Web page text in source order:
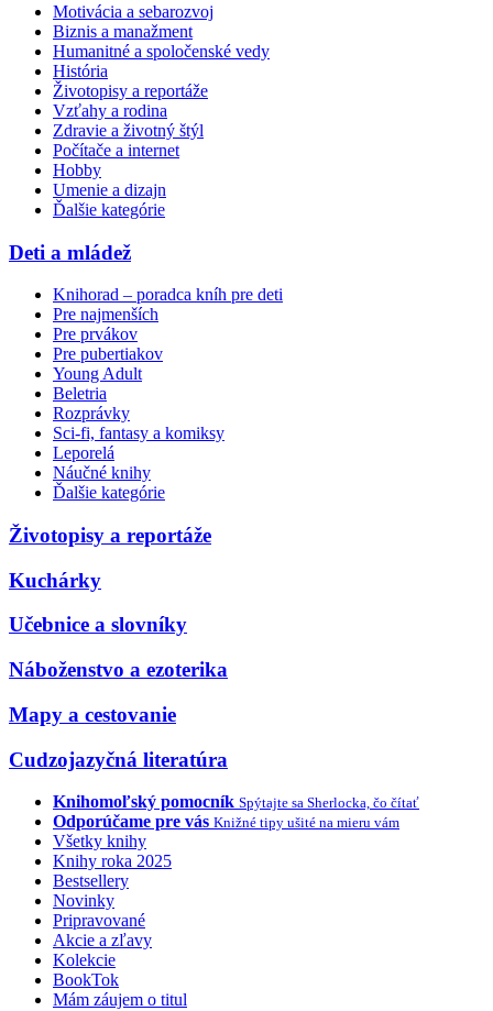
Motivácia a sebarozvoj
Biznis a manažment
Humanitné a spoločenské vedy
História
Životopisy a reportáže
Vzťahy a rodina
Zdravie a životný štýl
Počítače a internet
Hobby
Umenie a dizajn
Ďalšie kategórie
Deti a mládež
Knihorad – poradca kníh pre deti
Pre najmenších
Pre prvákov
Pre pubertiakov
Young Adult
Beletria
Rozprávky
Sci-fi, fantasy a komiksy
Leporelá
Náučné knihy
Ďalšie kategórie
Životopisy a reportáže
Kuchárky
Učebnice a slovníky
Náboženstvo a ezoterika
Mapy a cestovanie
Cudzojazyčná literatúra
Knihomoľský pomocník Spýtajte sa Sherlocka, čo čítať
Odporúčame pre vás Knižné tipy ušité na mieru vám
Všetky knihy
Knihy roka 2025
Bestsellery
Novinky
Pripravované
Akcie a zľavy
Kolekcie
BookTok
Mám záujem o titul